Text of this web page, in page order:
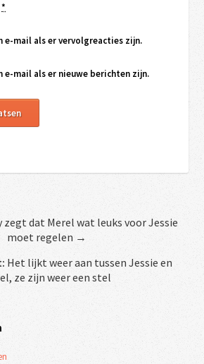
*
e-mail als er vervolgreacties zijn.
e-mail als er nieuwe berichten zijn.
zegt dat Merel wat leuks voor Jessie
moet regelen →
Het lijkt weer aan tussen Jessie en
ze zijn weer een stel